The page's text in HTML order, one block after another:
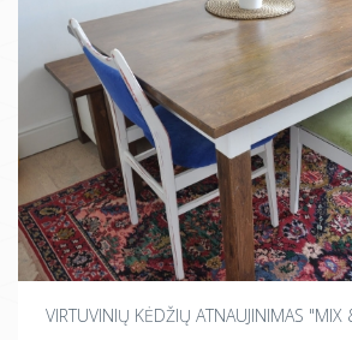
VIRTUVINIŲ KĖDŽIŲ ATNAUJINIMAS